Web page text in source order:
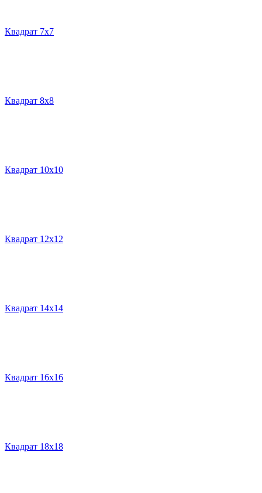
Квадрат 7х7
Квадрат 8х8
Квадрат 10х10
Квадрат 12х12
Квадрат 14х14
Квадрат 16х16
Квадрат 18х18